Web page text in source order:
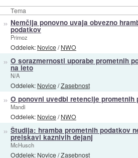
Tema
» Nemčija ponovno uvaja obvezno
podatkov
Primoz
Oddelek: Novice/NWO
» O sorazmernosti uporabe prometnih
na leto
N/A
Oddelek: Novice/Zasebnost
» O ponovni uvedbi retencije prometnih
Mandi
Oddelek: Novice/NWO
» Študija: hramba prometnih podatkov
preiskavi kaznivih dejanj
McHusch
Oddelek: Novice/Zasebnost